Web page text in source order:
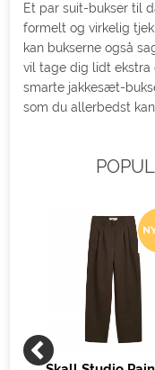
Et par suit-bukser til
formelt og virkelig
kan bukserne også
vil tage dig lidt ekstra
smarte jakkesæt-
som du allerbedst kan